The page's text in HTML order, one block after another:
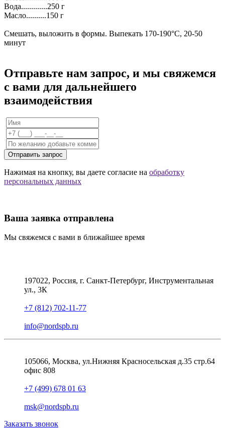
Вода.............250 г
Масло..........150 г
Cмешать, выложить в формы. Выпекать 170-190°C, 20-50
минут
Отправьте нам запрос, и мы свяжемся
с вами для дальнейшего
взаимодействия
Отправить запрос
Нажимая на кнопку, вы даете согласие на обработку
персональных данных
Ваша заявка отправлена
Мы свяжемся с вами в ближайшее время
197022, Россия, г. Санкт-Петербург, Инструментальная
ул., 3К
+7 (812) 702-11-77
info@nordspb.ru
105066, Москва, ул.Нижняя Красносельская д.35 стр.64
офис 808
+7 (499) 678 01 63
msk@nordspb.ru
Заказать звонок